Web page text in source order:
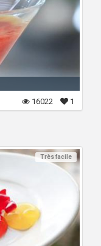
1
16022
Très facile